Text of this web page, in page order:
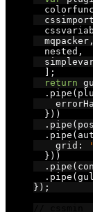
  cssimport
  mqpacker
,
  nested
,
];
return
. pipe (
}))
. pipe (
. pipe (
    grid
:
}))
. pipe (
. pipe (
});